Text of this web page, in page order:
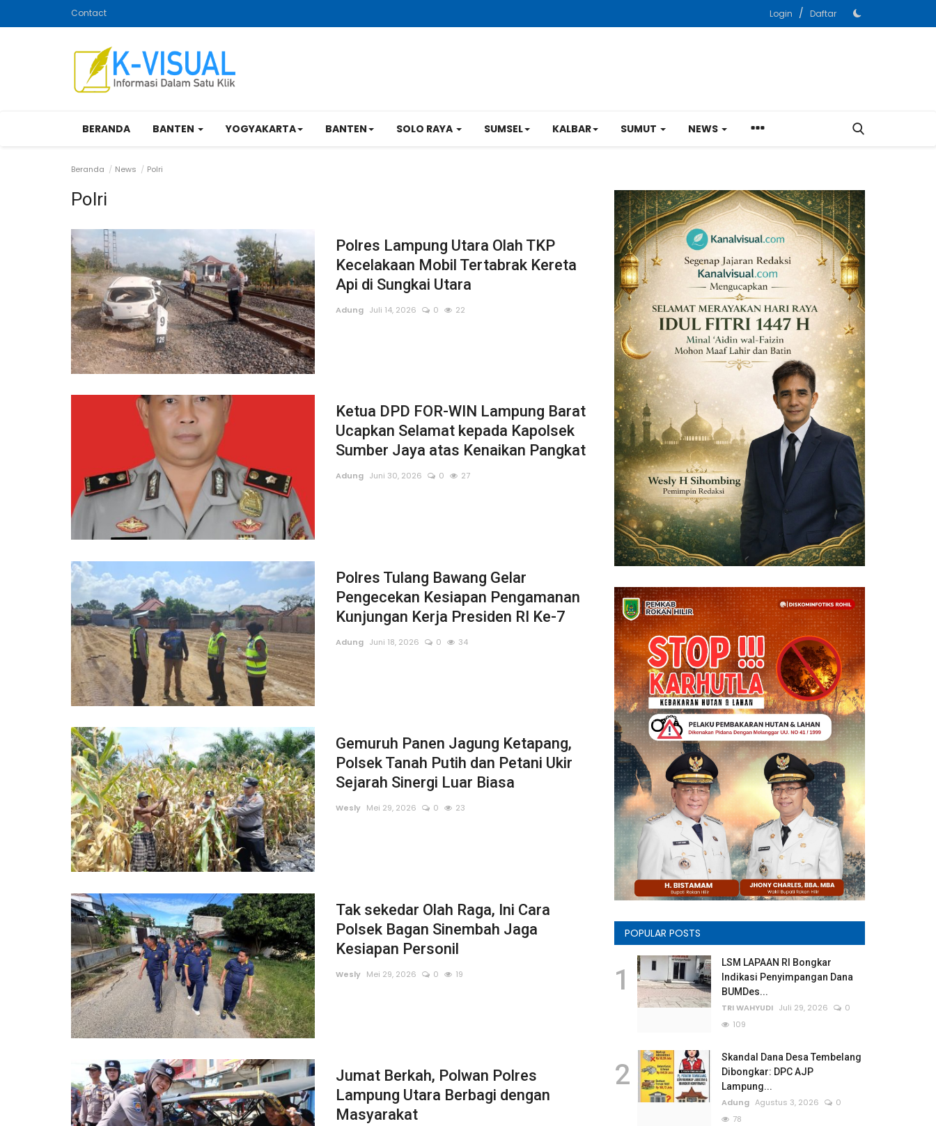
Contact Login / Daftar
BERANDA BANTEN YOGYAKARTA BANTEN SOLO RAYA SUMSEL KALBAR SUMUT NEWS
Beranda News Polri
Polri
Polres Lampung Utara Olah TKP
Kecelakaan Mobil Tertabrak Kereta
Api di Sungkai Utara
Adung Juli 14, 2026 0 22
Ketua DPD FOR-WIN Lampung Barat
Ucapkan Selamat kepada Kapolsek
Sumber Jaya atas Kenaikan Pangkat
Adung Juni 30, 2026 0 27
Polres Tulang Bawang Gelar
Pengecekan Kesiapan Pengamanan
Kunjungan Kerja Presiden RI Ke-7
Adung Juni 18, 2026 0 34
Gemuruh Panen Jagung Ketapang,
Polsek Tanah Putih dan Petani Ukir
Sejarah Sinergi Luar Biasa
Wesly Mei 29, 2026 0 23
Tak sekedar Olah Raga, Ini Cara
Polsek Bagan Sinembah Jaga
Kesiapan Personil
Wesly Mei 29, 2026 0 19
Jumat Berkah, Polwan Polres
Lampung Utara Berbagi dengan
Masyarakat
POPULAR POSTS
1
LSM LAPAAN RI Bongkar
Indikasi Penyimpangan Dana
BUMDes...
TRI WAHYUDI Juli 29, 2026
0
109
2
Skandal Dana Desa Tembelang
Dibongkar: DPC AJP
Lampung...
Adung Agustus 3, 2026
0
78